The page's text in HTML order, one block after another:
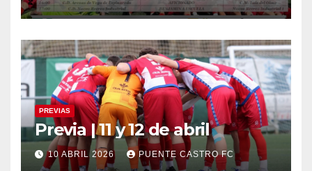
PREVIAS
Previa | 11 y 12 de abril
10 ABRIL 2026 PUENTE CASTRO FC